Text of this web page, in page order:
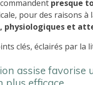
presque
pour des raisons à
physiologiques et
clés, éclairés par la
assise favorise